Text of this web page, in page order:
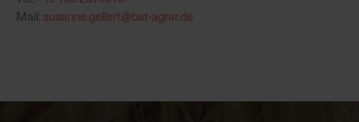
Mail: susanne.gellert@bat-agrar.de